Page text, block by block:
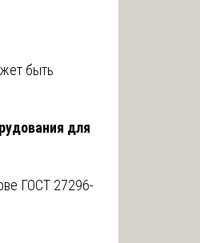
быть
для
ГОСТ 27296-